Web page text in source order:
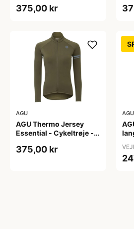
S
375,00 kr
XL
AGU
AGU Thermo Jersey
Essential - Cykeltrøje -
XXL
375,00 kr
AGU